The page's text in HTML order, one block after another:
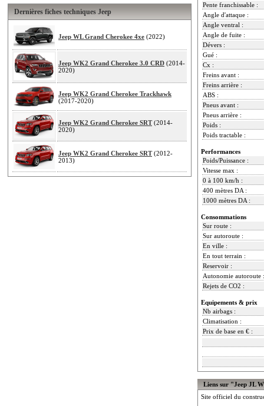
Dernières fiches techniques Jeep
Jeep WL Grand Cherokee 4xe (2022)
Jeep WK2 Grand Cherokee 3.0 CRD (2014-
2020)
Jeep WK2 Grand Cherokee Trackhawk
(2017-2020)
Jeep WK2 Grand Cherokee SRT(2014-
2020)
Jeep WK2 Grand Cherokee SRT(2012-
2013)
Pente franchissable :
Angle d'attaque :
Angle ventral :
Angle de fuite :
Dévers :
Gué :
Cx :
Freins avant :
Freins arrière :
ABS :
Pneus avant :
Pneus arrière :
Poids :
Poids tractable :
Performances
Poids/Puissance :
Vitesse max :
0 à 100 km/h :
400 mètres DA :
1000 mètres DA :
Consommations
Sur route :
Sur autoroute :
En ville :
En tout terrain :
Reservoir :
Autonomie autoroute :
Rejets de CO2 :
Equipements & prix
Nb airbags :
Climatisation :
Prix de base en € :
Liens sur "Jeep JL
Site officiel du